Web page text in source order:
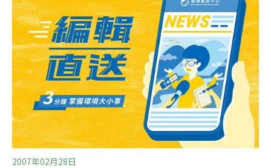
接受「中國台灣（TAIWAN, CHINA）」或「中國台北
（TAIPEI, CHINA）」的名稱，目前台灣會籍名稱為「台
北中國（TAIPEI CHINA）」。168個會員國當中，慬15國
是台灣友邦，中國據稱已掌握98國支持，如何避免25日投
票是未來三天台灣努力的目標。在邦交國有限情況下，尋
求美國、日本及歐盟等主要會員國的支持，是台灣當前重
點工作。外交部在台北指出，台灣是OIE正式會員國，各
國應回到2003年通過決議的基礎，即依循「世界貿
2007年02月28日